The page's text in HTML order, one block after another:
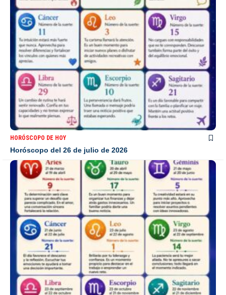
HORÓSCOPO DE HOY
Horóscopo del 26 de julio de 2026